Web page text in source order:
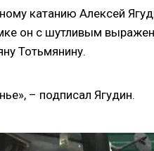
катанию Алексей
он с шутливым
Тотьмянину.
– подписал Ягудин.